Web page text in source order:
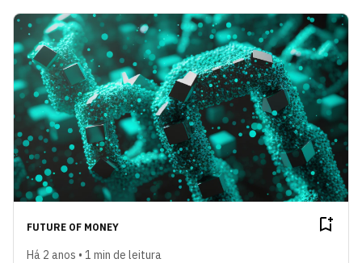
FUTURE OF MONEY
Há 2 anos • 1 min de leitura